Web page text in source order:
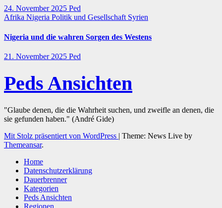
24. November 2025 Ped
Afrika Nigeria Politik und Gesellschaft Syrien
Nigeria und die wahren Sorgen des Westens
21. November 2025 Ped
Peds Ansichten
"Glaube denen, die die Wahrheit suchen, und zweifle an denen, die
sie gefunden haben." (André Gide)
Mit Stolz präsentiert von WordPress | Theme: News Live by
Themeansar.
Home
Datenschutzerklärung
Dauerbrenner
Kategorien
Peds Ansichten
Regionen